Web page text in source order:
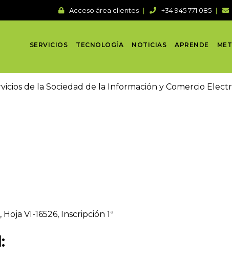
Acceso área clientes +34 945 771 085
SERVICIOS TECNOLOGÍA NOTICIAS APRENDE
de la Sociedad de la Información y Comercio
VI-16526, Inscripción 1ª